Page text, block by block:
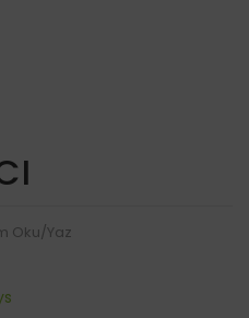
Oku/Yaz